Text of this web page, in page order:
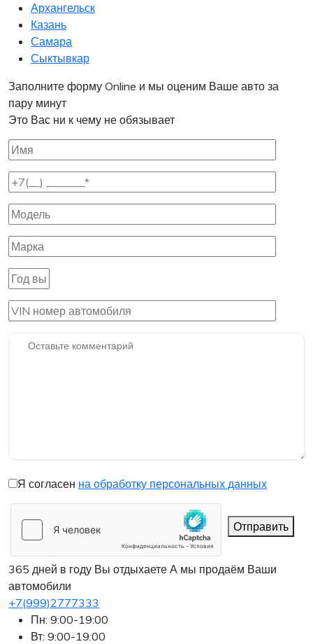
Архангельск
Казань
Самара
Сыктывкар
Заполните форму Online и мы оценим Ваше авто за
пару минут
Это Вас ни к чему не обязывает
Я согласен на обработку персональных данных
Отправить
365 дней в году Вы отдыхаете А мы продаём Ваши
автомобили
+7(999)2777333
Пн: 9:00-19:00
Вт: 9:00-19:00